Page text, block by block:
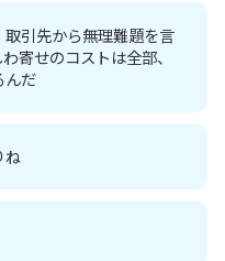
取引先から無理難題を言
寄せのコストは全部、
んだ
ね